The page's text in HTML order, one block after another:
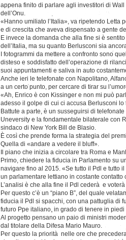
appena finito di parlare agli investitori di
dell’Onu.
«Hanno umiliato l’Italia», va ripetendo Letta
e di crescita che aveva dispensato a gente
E invece la domanda che alla fine si è
dell’Italia, ma su quanto Berlusconi sia
I fotogrammi da mettere a confronto sono
disteso e soddisfatto dell’operazione di
suoi appuntamenti e saliva in auto
Anche ieri le telefonate con Napolitano,
a un certo punto, per cercare di tirar su
«Ah, Enrico è con Kissinger e non mi può
adesso il golpe di cui ci accusa Berlusconi lo
Battute a parte, è un susseguirsi di
Uneversity e la fondamentale bilaterale con
sindaco di New York Bill de Blasio.
È così che prende forma la strategia del
Quella di «andare a vedere il bluff».
Il piano che inizia a circolare tra Roma e
Primo, chiedere la fiducia in Parlamento su
navigare fino al 2015. «Se tutto il Pdl e tutto
un parlamentare lettiano in costante contatto
L’analisi è che alla fine il Pdl cederà e
Per questo c’è un “piano B”, del quale
fiducia il Pdl si spacchi, con una pattuglia di
futuro Ppe italiano, in grado di tenere in
Al progetto pensano un paio di ministri
dal titolare della Difesa Mario Mauro.
Per questo la priorità nelle ore che